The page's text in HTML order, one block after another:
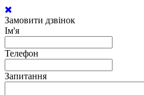
Замовити дзвінок
Ім'я
Телефон
Запитання